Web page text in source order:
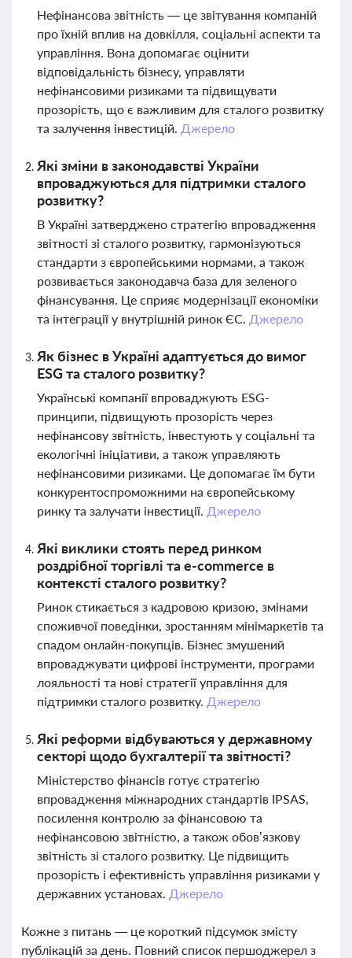
Нефінансова звітність — це звітування компаній
про їхній вплив на довкілля, соціальні аспекти та
управління. Вона допомагає оцінити
відповідальність бізнесу, управляти
нефінансовими ризиками та підвищувати
прозорість, що є важливим для сталого розвитку
та залучення інвестицій. Джерело
Які зміни в законодавстві України
впроваджуються для підтримки сталого
розвитку?
В Україні затверджено стратегію впровадження
звітності зі сталого розвитку, гармонізуються
стандарти з європейськими нормами, а також
розвивається законодавча база для зеленого
фінансування. Це сприяє модернізації економіки
та інтеграції у внутрішній ринок ЄС. Джерело
Як бізнес в Україні адаптується до вимог
ESG та сталого розвитку?
Українські компанії впроваджують ESG-
принципи, підвищують прозорість через
нефінансову звітність, інвестують у соціальні та
екологічні ініціативи, а також управляють
нефінансовими ризиками. Це допомагає їм бути
конкурентоспроможними на європейському
ринку та залучати інвестиції. Джерело
Які виклики стоять перед ринком
роздрібної торгівлі та e-commerce в
контексті сталого розвитку?
Ринок стикається з кадровою кризою, змінами
споживчої поведінки, зростанням мінімаркетів та
спадом онлайн-покупців. Бізнес змушений
впроваджувати цифрові інструменти, програми
лояльності та нові стратегії управління для
підтримки сталого розвитку. Джерело
Які реформи відбуваються у державному
секторі щодо бухгалтерії та звітності?
Міністерство фінансів готує стратегію
впровадження міжнародних стандартів IPSAS,
посилення контролю за фінансовою та
нефінансовою звітністю, а також обов’язкову
звітність зі сталого розвитку. Це підвищить
прозорість і ефективність управління ризиками у
державних установах. Джерело
Кожне з питань — це короткий підсумок змісту
публікацій за день. Повний список першоджерел з